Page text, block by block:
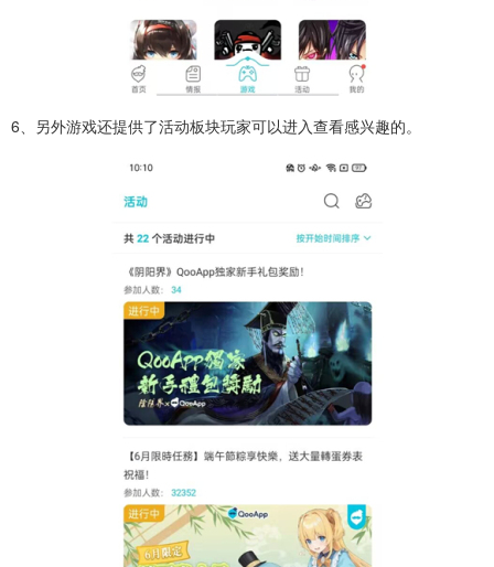
6、另外游戏还提供了活动板块玩家可以进入查看感兴趣的。